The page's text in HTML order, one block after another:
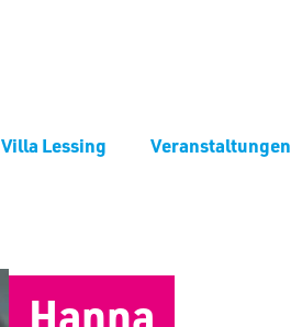
Villa Lessing Veranstaltungen
Hanna